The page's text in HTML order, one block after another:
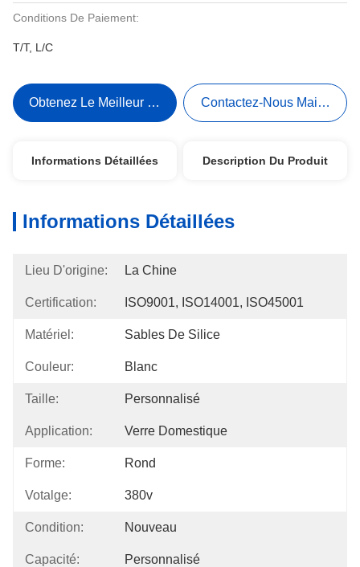
Conditions De Paiement:
T/T, L/C
Obtenez Le Meilleur Prix Contactez-Nous Maintenant
Informations Détaillées Description Du Produit
Informations Détaillées
Lieu D'origine: La Chine
Certification: ISO9001, ISO14001, ISO45001
Matériel: Sables De Silice
Couleur: Blanc
Taille: Personnalisé
Application: Verre Domestique
Forme: Rond
Votalge: 380v
Condition: Nouveau
Capacité: Personnalisé